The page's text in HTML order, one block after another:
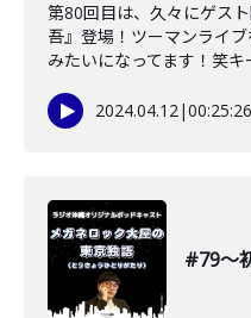
第80回目は、久々にゲス
吾』登場！ツーマンライ
みたいになってます！笑キ
2024.04.12|00:25:26
#79〜